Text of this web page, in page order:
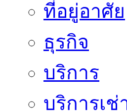
ที่อยู่อาศัย
ธุรกิจ
บริการ
บริการเช่